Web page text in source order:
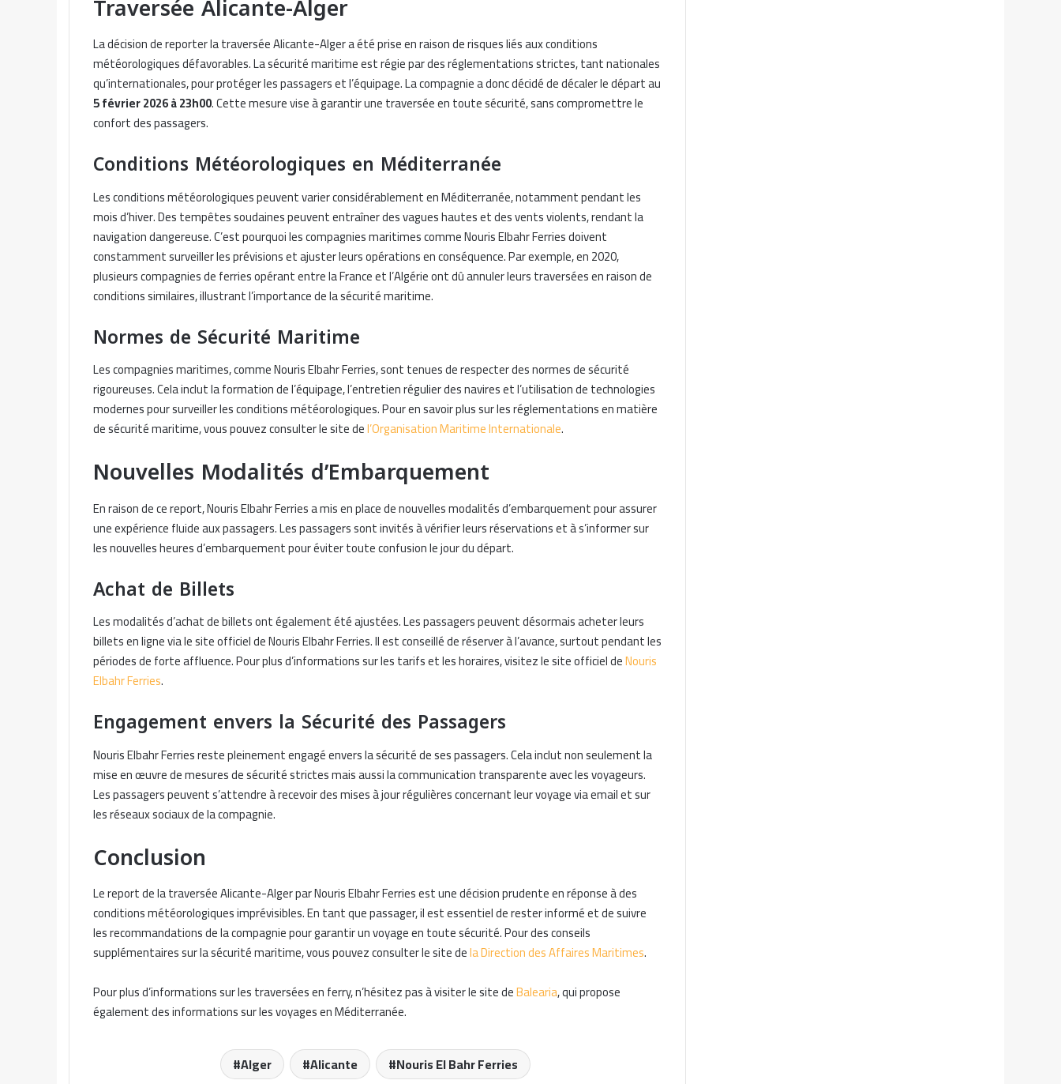
Traversée Alicante-Alger
La décision de reporter la traversée Alicante-Alger a été prise en raison de risques liés aux conditions
météorologiques défavorables. La sécurité maritime est régie par des réglementations strictes, tant nationales
qu’internationales, pour protéger les passagers et l’équipage. La compagnie a donc décidé de décaler le départ au
5 février 2026 à 23h00. Cette mesure vise à garantir une traversée en toute sécurité, sans compromettre le
confort des passagers.
Conditions Météorologiques en Méditerranée
Les conditions météorologiques peuvent varier considérablement en Méditerranée, notamment pendant les
mois d’hiver. Des tempêtes soudaines peuvent entraîner des vagues hautes et des vents violents, rendant la
navigation dangereuse. C’est pourquoi les compagnies maritimes comme Nouris Elbahr Ferries doivent
constamment surveiller les prévisions et ajuster leurs opérations en conséquence. Par exemple, en 2020,
plusieurs compagnies de ferries opérant entre la France et l’Algérie ont dû annuler leurs traversées en raison de
conditions similaires, illustrant l’importance de la sécurité maritime.
Normes de Sécurité Maritime
Les compagnies maritimes, comme Nouris Elbahr Ferries, sont tenues de respecter des normes de sécurité
rigoureuses. Cela inclut la formation de l’équipage, l’entretien régulier des navires et l’utilisation de technologies
modernes pour surveiller les conditions météorologiques. Pour en savoir plus sur les réglementations en matière
de sécurité maritime, vous pouvez consulter le site del’Organisation Maritime Internationale.
Nouvelles Modalités d’Embarquement
En raison de ce report, Nouris Elbahr Ferries a mis en place de nouvelles modalités d’embarquement pour assurer
une expérience fluide aux passagers. Les passagers sont invités à vérifier leurs réservations et à s’informer sur
les nouvelles heures d’embarquement pour éviter toute confusion le jour du départ.
Achat de Billets
Les modalités d’achat de billets ont également été ajustées. Les passagers peuvent désormais acheter leurs
billets en ligne via le site officiel de Nouris Elbahr Ferries. Il est conseillé de réserver à l’avance, surtout pendant les
périodes de forte affluence. Pour plus d’informations sur les tarifs et les horaires, visitez le site officiel deNouris
Elbahr Ferries.
Engagement envers la Sécurité des Passagers
Nouris Elbahr Ferries reste pleinement engagé envers la sécurité de ses passagers. Cela inclut non seulement la
mise en œuvre de mesures de sécurité strictes mais aussi la communication transparente avec les voyageurs.
Les passagers peuvent s’attendre à recevoir des mises à jour régulières concernant leur voyage via email et sur
les réseaux sociaux de la compagnie.
Conclusion
Le report de la traversée Alicante-Alger par Nouris Elbahr Ferries est une décision prudente en réponse à des
conditions météorologiques imprévisibles. En tant que passager, il est essentiel de rester informé et de suivre
les recommandations de la compagnie pour garantir un voyage en toute sécurité. Pour des conseils
supplémentaires sur la sécurité maritime, vous pouvez consulter le site dela Direction des Affaires Maritimes.
Pour plus d’informations sur les traversées en ferry, n’hésitez pas à visiter le site deBalearia, qui propose
également des informations sur les voyages en Méditerranée.
Alger Alicante Nouris El Bahr Ferries
Algérie Ferries lance une offre
promotionnelle sur les traversées
Béjaïa–Marseille et Annaba–Marseille
France – Algérie : GNV propose des
traversées à partir de 91 euros
Nouris El Bahr Ferries dévoile son
programme de traversées Oran –